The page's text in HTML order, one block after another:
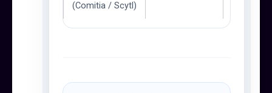
(Comitia / Scytl)